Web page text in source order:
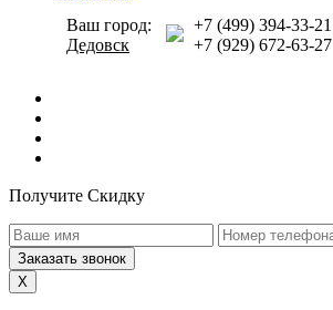
Ваш город:
Дедовск
+7 (499) 394-33-21
+7 (929) 672-63-27
Получите Скидку
X